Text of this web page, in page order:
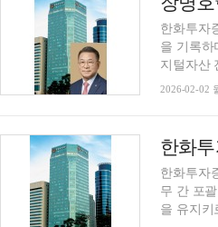
한화투자
을 기록하
지털자산
2026-02-02
한화
한화투자
무 간 포
을 유지키